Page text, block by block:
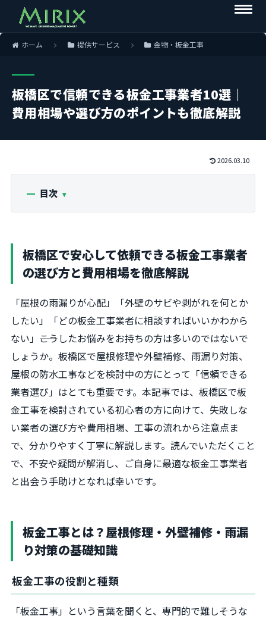
ホーム 提供サービス 金物・板金工事
板橋区で信頼できる板金工事業者10選｜
費用相場や選び方のポイントも徹底解説
2026.03.10
目次
板橋区で安心して依頼できる板金工事業者
の選び方と費用相場を徹底解説
「屋根の雨漏りが心配」「外壁のサビや剥がれを何とか
したい」「どの板金工事業者に相談すればいいかわから
ない」――こうしたお悩みをお持ちの方は多いのではないで
しょうか。板橋区で屋根修理や外壁補修、雨漏り対策、
屋根の防水工事などを検討中の方にとって「信頼できる
業者選び」はとても重要です。本記事では、板橋区で板
金工事を検討されている初心者の方に向けて、失敗しな
い業者の選び方や費用相場、工事の流れから注意点ま
で、分かりやすく丁寧に解説します。読んでいただくこと
で、不安や疑問が解消し、ご自身に最適な板金工事業者
と出会う手助けとなれば幸いです。
板金工事とは？屋根修理・外壁補修・雨漏
り対策の基礎知識
板金工事の役割と種類
「板金工事」という言葉を聞くと、専門的で難しそうな